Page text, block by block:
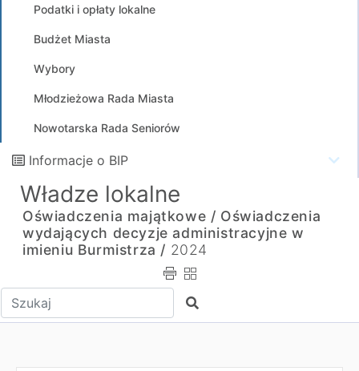
Podatki i opłaty lokalne
Budżet Miasta
Wybory
Młodzieżowa Rada Miasta
Nowotarska Rada Seniorów
Informacje o BIP
Władze lokalne
Oświadczenia majątkowe / Oświadczenia
wydających decyzje administracyjne w
imieniu Burmistrza / 2024
Wpisz tekst do wyszukania Szukaj